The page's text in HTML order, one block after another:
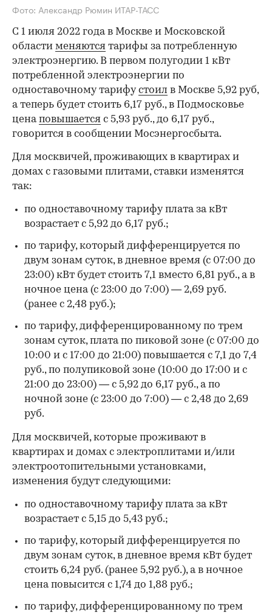
Фото: Александр Рюмин ИТАР-ТАСС
С 1 июля 2022 года в Москве и Московской
области меняются тарифы за потребленную
электроэнергию. В первом полугодии 1 кВт
потребленной электроэнергии по
одноставочному тарифустоил в Москве 5,92 руб,
а теперь будет стоить 6,17 руб., в Подмосковье
ценаповышается с 5,93 руб., до 6,17 руб.,
говорится в сообщении Мосэнергосбыта.
Для москвичей, проживающих в квартирах и
домах с газовыми плитами, ставки изменятся
так:
по одноставочному тарифу плата за кВт
возрастает с 5,92 до 6,17 руб.;
по тарифу, который дифференцируется по
двум зонам суток, в дневное время (с 07:00 до
23:00) кВт будет стоить 7,1 вместо 6,81 руб., а в
ночное цена (с 23:00 до 7:00) — 2,69 руб.
(ранее с 2,48 руб.);
по тарифу, дифференцированному по трем
зонам суток, плата по пиковой зоне (с 07:00 до
10:00 и с 17:00 до 21:00) повышается с 7,1 до 7,4
руб., по полупиковой зоне (10:00 до 17:00 и с
21:00 до 23:00) — с 5,92 до 6,17 руб., а по
ночной зоне (с 23:00 до 7:00) — с 2,48 до 2,69
руб.
00:00 / 00:00
Для москвичей, которые проживают в
квартирах и домах с электроплитами и/или
электроотопительными установками,
изменения будут следующими:
по одноставочному тарифу плата за кВт
возрастает с 5,15 до 5,43 руб.;
по тарифу, который дифференцируется по
двум зонам суток, в дневное время кВт будет
стоить 6,24 руб. (ранее 5,92 руб.), а в ночное
цена повысится с 1,74 до 1,88 руб.;
по тарифу, дифференцированному по трем